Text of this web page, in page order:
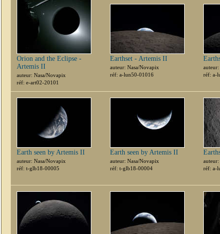
Orion and the Eclipse -
Artemis II
auteur: Nasa/Novapix
réf: e-art02-20101
Earthset - Artemis II
auteur: Nasa/Novapix
réf: a-lun50-01016
réf: a-
Earth seen by Artemis II
auteur: Nasa/Novapix
réf: t-glb18-00005
Earth seen by Artemis II
auteur: Nasa/Novapix
réf: t-glb18-00004
réf: a-